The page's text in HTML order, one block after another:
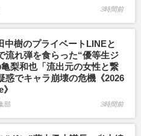
3時間前
中樹のプライベートLINEと
流れ弾を食らった“優等生ジ
梨和也「流出元の女性と繋
惑でキャラ崩壊の危機《2026
部 3時間前